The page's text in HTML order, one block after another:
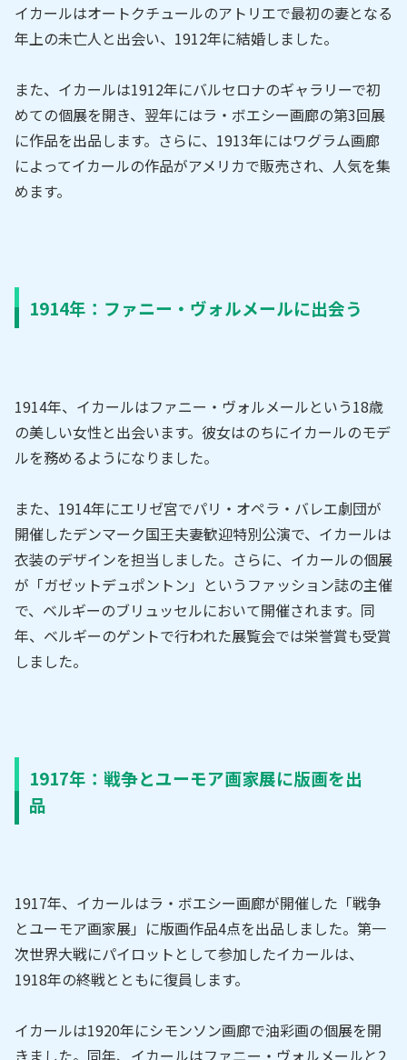
イカールはオートクチュールのアトリエで最初の妻となる
年上の未亡人と出会い、1912年に結婚しました。
また、イカールは1912年にバルセロナのギャラリーで初
めての個展を開き、翌年にはラ・ボエシー画廊の第3回展
に作品を出品します。さらに、1913年にはワグラム画廊
によってイカールの作品がアメリカで販売され、人気を集
めます。
1914年：ファニー・ヴォルメールに出会う
1914年、イカールはファニー・ヴォルメールという18歳
の美しい女性と出会います。彼女はのちにイカールのモデ
ルを務めるようになりました。
また、1914年にエリゼ宮でパリ・オペラ・バレエ劇団が
開催したデンマーク国王夫妻歓迎特別公演で、イカールは
衣装のデザインを担当しました。さらに、イカールの個展
が「ガゼットデュポントン」というファッション誌の主催
で、ベルギーのブリュッセルにおいて開催されます。同
年、ベルギーのゲントで行われた展覧会では栄誉賞も受賞
しました。
1917年：戦争とユーモア画家展に版画を出
品
1917年、イカールはラ・ボエシー画廊が開催した「戦争
とユーモア画家展」に版画作品4点を出品しました。第一
次世界大戦にパイロットとして参加したイカールは、
1918年の終戦とともに復員します。
イカールは1920年にシモンソン画廊で油彩画の個展を開
きました。同年、イカールはファニー・ヴォルメールと2